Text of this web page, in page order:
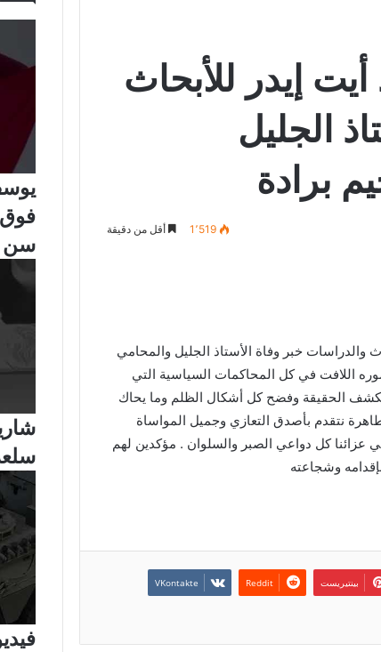
إيدر للأبحاث
الجليل
برادة
1٬519 أقل من دقيقة
خبر وفاة الأستاذ الجليل والمحامي
اللافت في كل المحاكمات السياسية التي
بكشف الحقيقة وفضح كل أشكال الظلم وما يحاك
نتقدم بأصدق التعازي وجميل المواساة
عزائنا كل دواعي الصبر والسلوان . مؤكدين لهم
وشجاعته
بينتيريست
سن